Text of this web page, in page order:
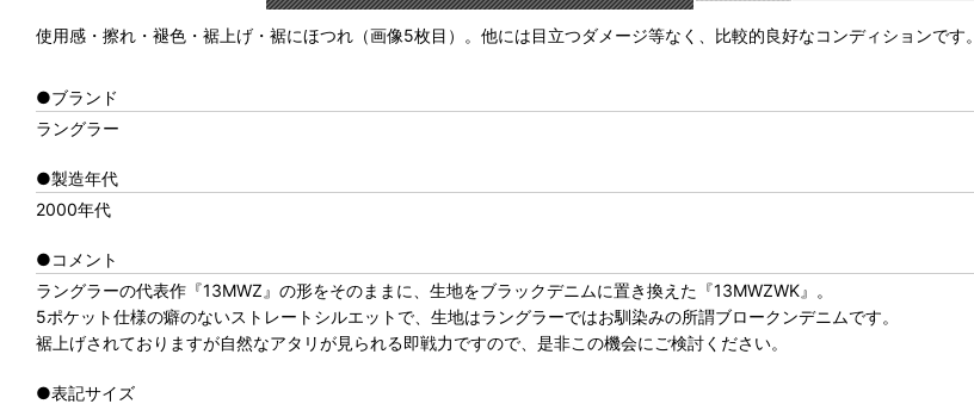
使用感・擦れ・褪色・裾上げ・裾にほつれ（画像5枚目）。他には目立つダメージ等なく、比較的良好なコンディションです。
●ブランド
ラングラー
●製造年代
2000年代
●コメント
ラングラーの代表作『13MWZ』の形をそのままに、生地をブラックデニムに置き換えた『13MWZWK』。
5ポケット仕様の癖のないストレートシルエットで、生地はラングラーではお馴染みの所謂ブロークンデニムです。
裾上げされておりますが自然なアタリが見られる即戦力ですので、是非この機会にご検討ください。
●表記サイズ